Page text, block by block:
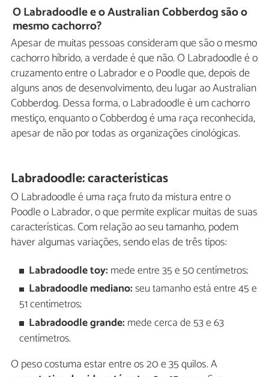
O Labradoodle e o Australian Cobberdog são o
mesmo cachorro?
Apesar de muitas pessoas consideram que são o mesmo
cachorro híbrido, a verdade é que não. O Labradoodle é o
cruzamento entre o Labrador e o Poodle que, depois de
alguns anos de desenvolvimento, deu lugar ao Australian
Cobberdog. Dessa forma, o Labradoodle é um cachorro
mestiço, enquanto o Cobberdog é uma raça reconhecida,
apesar de não por todas as organizações cinológicas.
Labradoodle: características
O Labradoodle é uma raça fruto da mistura entre o
Poodle o Labrador, o que permite explicar muitas de suas
características. Com relação ao seu tamanho, podem
haver algumas variações, sendo elas de três tipos:
Labradoodle toy: mede entre 35 e 50 centímetros;
Labradoodle mediano:seu tamanho está entre 45 e
51 centímetros;
Labradoodle grande: mede cerca de 53 e 63
centímetros.
O peso costuma estar entre os 20 e 35 quilos. A